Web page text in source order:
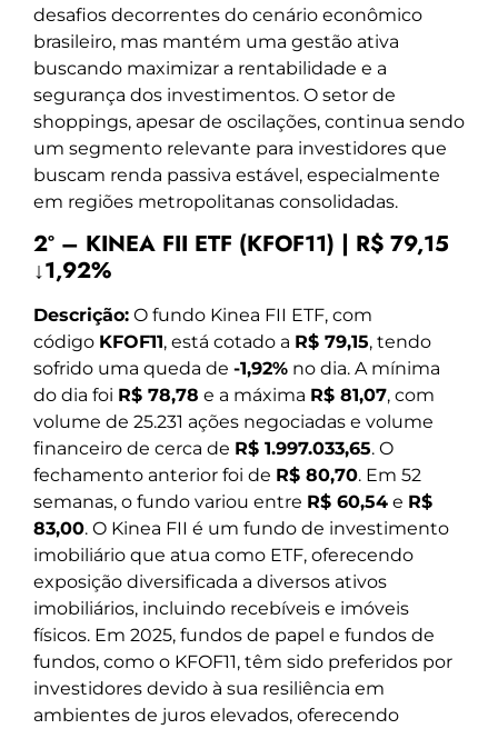
desafios decorrentes do cenário econômico
brasileiro, mas mantém uma gestão ativa
buscando maximizar a rentabilidade e a
segurança dos investimentos. O setor de
shoppings, apesar de oscilações, continua sendo
um segmento relevante para investidores que
buscam renda passiva estável, especialmente
em regiões metropolitanas consolidadas.
2º – KINEA FII ETF (KFOF11) | R$ 79,15
↓1,92%
Descrição: O fundo Kinea FII ETF, com
código KFOF11, está cotado a R$ 79,15, tendo
sofrido uma queda de -1,92% no dia. A mínima
do dia foi R$ 78,78 e a máxima R$ 81,07, com
volume de 25.231 ações negociadas e volume
financeiro de cerca de R$ 1.997.033,65. O
fechamento anterior foi de R$ 80,70. Em 52
semanas, o fundo variou entre R$ 60,54 e R$
83,00. O Kinea FII é um fundo de investimento
imobiliário que atua como ETF, oferecendo
exposição diversificada a diversos ativos
imobiliários, incluindo recebíveis e imóveis
físicos. Em 2025, fundos de papel e fundos de
fundos, como o KFOF11, têm sido preferidos por
investidores devido à sua resiliência em
ambientes de juros elevados, oferecendo